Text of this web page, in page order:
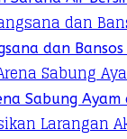
dan
Sabung